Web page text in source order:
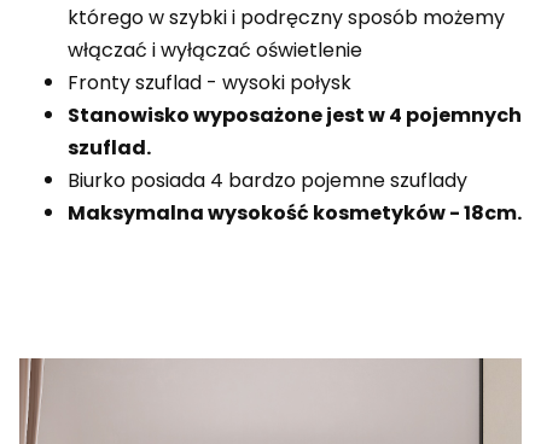
którego w szybki i podręczny sposób możemy
włączać i wyłączać oświetlenie
Fronty szuflad - wysoki połysk
Stanowisko wyposażone jest w 4 pojemnych
szuflad.
Biurko posiada 4 bardzo pojemne szuflady
Maksymalna wysokość kosmetyków - 18cm.